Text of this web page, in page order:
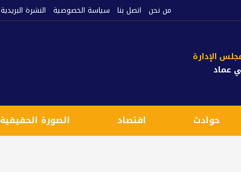
من نحن اتصل بنا سياسة الخصوصية النشرة البريدية
الإدارة
عماد
حوادث اقتصاد الصورة الحقيقية